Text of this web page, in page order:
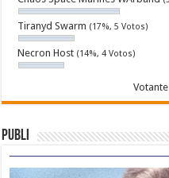
Tiranyd Swarm (17%, 5 Votos)
Necron Host (14%, 4 Votos)
Publi